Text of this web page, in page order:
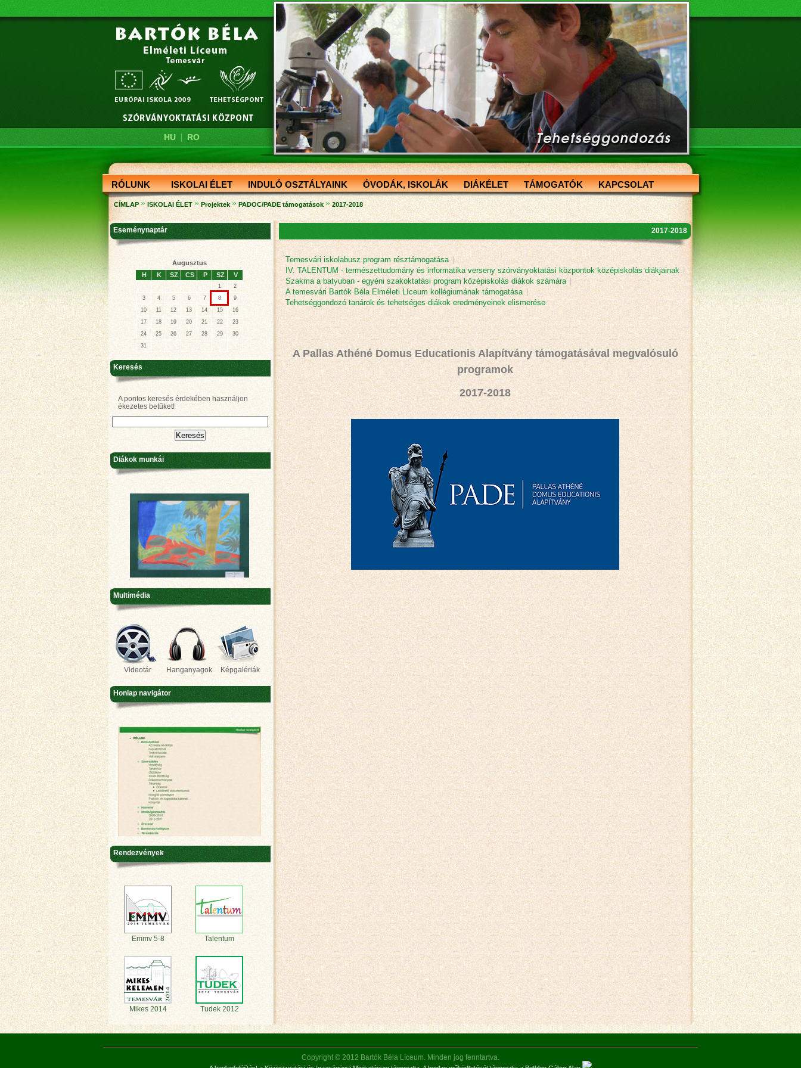
HU| RO
RÓLUNK ISKOLAI ÉLET INDULÓ OSZTÁLYAINK ÓVODÁK, ISKOLÁK DIÁKÉLET TÁMOGATÓK KAPCSOLAT
CÍMLAP » ISKOLAI ÉLET » Projektek » PADOC/PADE támogatások » 2017-2018
2017-2018
Temesvári iskolabusz program résztámogatása
IV. TALENTUM - természettudomány és informatika verseny szórványoktatási központok középiskolás diákjainak
Szakma a batyuban - egyéni szakoktatási program középiskolás diákok számára
A temesvári Bartók Béla Elméleti Líceum kollégiumának támogatása
Tehetséggondozó tanárok és tehetséges diákok eredményeinek elismerése
A Pallas Athéné Domus Educationis Alapítvány támogatásával megvalósuló
programok
2017-2018
Eseménynaptár
Augusztus
H
K SZ CS P SZ V
1
2
3
4 5 6 7 8
9
10
11 12 13 14 15
16
17
18 19 20 21 22
23
24
25 26 27 28 29
30
31
Keresés
A pontos keresés érdekében használjon
ékezetes betűket!
Diákok munkái
Multimédia
Videotár Hanganyagok Képgalériák
Honlap navigátor
Rendezvények
Emmv 5-8 Talentum
Mikes 2014 Tudek 2012
Copyright © 2012 Bartók Béla Líceum. Minden jog fenntartva.